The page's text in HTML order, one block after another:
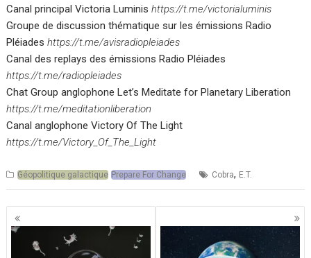
Canal principal Victoria Luminishttps://t.me/victorialuminis
Groupe de discussion thématique sur les émissions Radio
Pléiadeshttps://t.me/avisradiopleiades
Canal des replays des émissions Radio Pléiades
https://t.me/radiopleiades
Chat Group anglophone Let’s Meditate for Planetary Liberation
https://t.me/meditationliberation
Canal anglophone Victory Of The Light
https://t.me/Victory_Of_The_Light
Géopolitique galactique Prepare For Change Cobra, E.T.
Navigation
des
articles